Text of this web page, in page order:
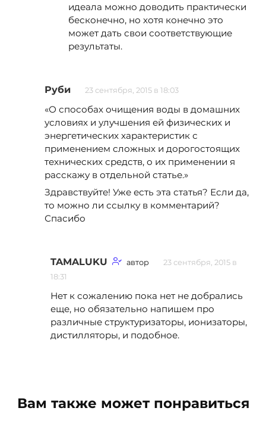
идеала можно доводить практически
бесконечно, но хотя конечно это
может дать свои соответствующие
результаты.
Руби 23 сентября, 2015 в 18:03
«О способах очищения воды в домашних
условиях и улучшения ей физических и
энергетических характеристик с
применением сложных и дорогостоящих
технических средств, о их применении я
расскажу в отдельной статье.»
Здравствуйте! Уже есть эта статья? Если да,
то можно ли ссылку в комментарий?
Спасибо
TAMALUKU автор
23 сентября, 2015 в
18:31
Нет к сожалению пока нет не добрались
еще, но обязательно напишем про
различные структуризаторы, ионизаторы,
дистилляторы, и подобное.
Вам также может понравиться